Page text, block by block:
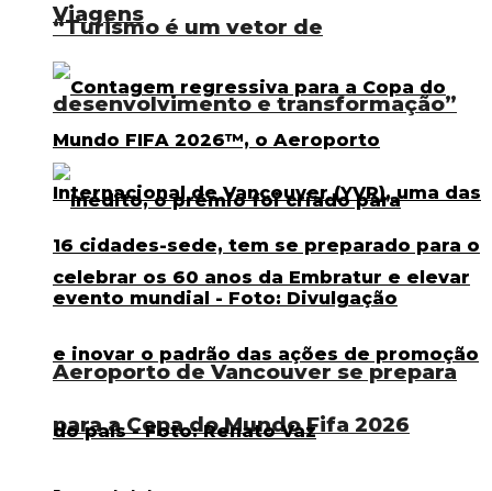
Viagens
Aeroporto de Vancouver se prepara
para a Copa do Mundo Fifa 2026
“Turismo é um vetor de
desenvolvimento e transformação”